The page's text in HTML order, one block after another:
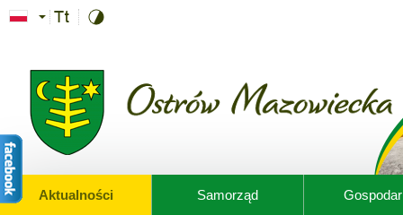
Przejdź do treści
Aktualności Samorząd